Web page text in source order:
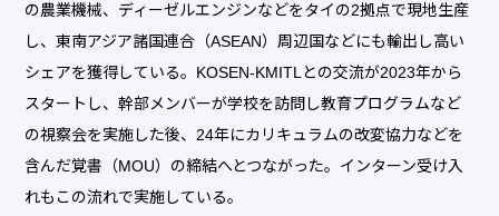
の農業機械、ディーゼルエンジンなどをタイの2拠点で現地生産
し、東南アジア諸国連合（ASEAN）周辺国などにも輸出し高い
シェアを獲得している。KOSEN-KMITLとの交流が2023年から
スタートし、幹部メンバーが学校を訪問し教育プログラムなど
の視察会を実施した後、24年にカリキュラムの改変協力などを
含んだ覚書（MOU）の締結へとつながった。インターン受け入
れもこの流れで実施している。